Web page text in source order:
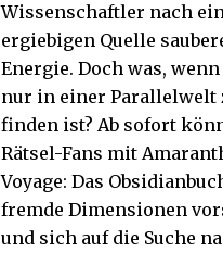
Wissenschaftler nach
ergiebigen Quelle
Energie. Doch was, wenn
nur in einer Parallelwelt
finden ist? Ab sofort
Rätsel-Fans mit
Voyage: Das
fremde Dimensionen
und sich auf die Suche